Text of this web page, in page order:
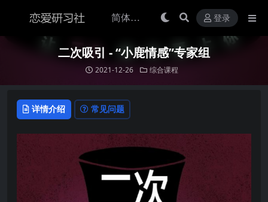
登录
二次吸引 - “小鹿情感”专家组
2021-12-26 综合课程
详情介绍 常见问题